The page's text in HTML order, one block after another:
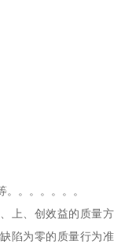
。。。。。。
上、创效益的质量方
陷为零的质量行为准